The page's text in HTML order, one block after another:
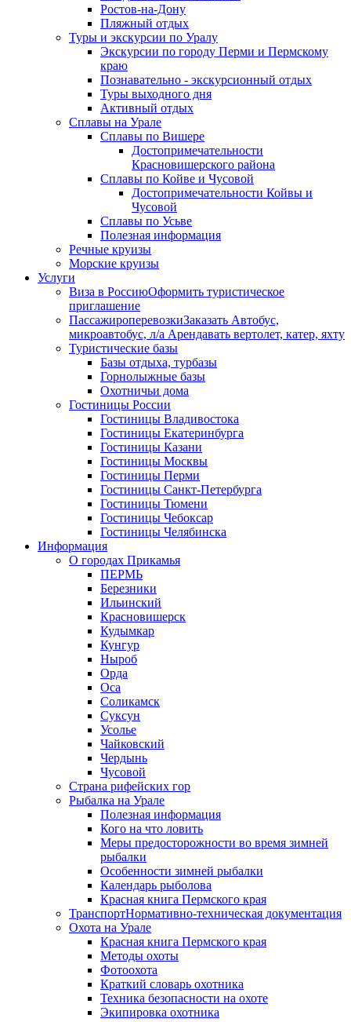
Ростов-на-Дону
Пляжный отдых
Туры и экскурсии по Уралу
Экскурсии по городу Перми и Пермскому
краю
Познавательно - экскурсионный отдых
Туры выходного дня
Активный отдых
Сплавы на Урале
Сплавы по Вишере
Достопримечательности
Красновишерского района
Сплавы по Койве и Чусовой
Достопримечательности Койвы и
Чусовой
Сплавы по Усьве
Полезная информация
Речные круизы
Морские круизы
Услуги
Виза в РоссиюОформить туристическое
приглашение
ПассажироперевозкиЗаказать Автобус,
микроавтобус, л/а Арендавать вертолет, катер, яхту
Туристические базы
Базы отдыха, турбазы
Горнолыжные базы
Охотничьи дома
Гостиницы России
Гостиницы Владивостока
Гостиницы Екатеринбурга
Гостиницы Казани
Гостиницы Москвы
Гостиницы Перми
Гостиницы Санкт-Петербурга
Гостиницы Тюмени
Гостиницы Чебоксар
Гостиницы Челябинска
Информация
О городах Прикамья
ПЕРМЬ
Березники
Ильинский
Красновишерск
Кудымкар
Кунгур
Ныроб
Орда
Оса
Соликамск
Суксун
Усолье
Чайковский
Чердынь
Чусовой
Страна рифейских гор
Рыбалка на Урале
Полезная информация
Кого на что ловить
Меры предосторожности во время зимней
рыбалки
Особенности зимней рыбалки
Календарь рыболова
Красная книга Пермского края
ТранспортНормативно-техническая документация
Охота на Урале
Красная книга Пермского края
Методы охоты
Фотоохота
Краткий словарь охотника
Техника безопасности на охоте
Экипировка охотника